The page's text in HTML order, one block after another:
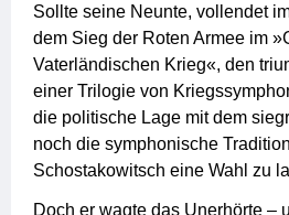
Sollte seine Neunte, vollendet
dem Sieg der Roten Armee im
Vaterländischen Krieg«, den
einer Trilogie von
die politische Lage mit dem
noch die symphonische
Schostakowitsch eine Wahl zu
Doch er wagte das Unerhörte –